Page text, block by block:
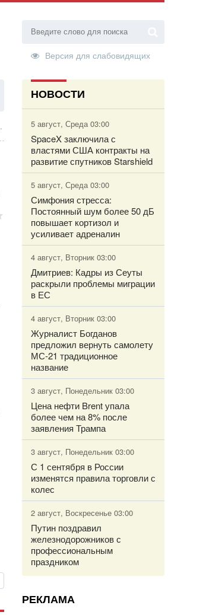
Версия для слабовидящих
НОВОСТИ
5 август, Среда 03:00
SpaceX заключила с
властями США контракты на
развитие спутников Starshield
5 август, Среда 03:00
Симфония стресса:
Постоянный шум более 50 дБ
повышает кортизол и
усиливает адреналин
4 август, Вторник 03:00
Дмитриев: Кадры из Сеуты
раскрыли проблемы миграции
в ЕС
4 август, Вторник 03:00
Журналист Богданов
предложил вернуть самолету
МС-21 традиционное
название
3 август, Понедельник 03:00
Цена нефти Brent упала
более чем на 8% после
заявления Трампа
3 август, Понедельник 03:00
С 1 сентября в России
изменятся правила торговли с
колес
2 август, Воскресенье 03:00
Путин поздравил
железнодорожников с
профессиональным
праздником
РЕКЛАМА